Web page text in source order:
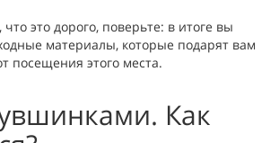
это дорого, поверьте: в итоге вы
материалы, которые подарят вам
посещения этого места.
Как